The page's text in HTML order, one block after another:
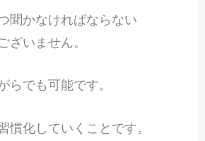
聞かなければならない
ざいません。
らでも可能です。
慣化していくことです。